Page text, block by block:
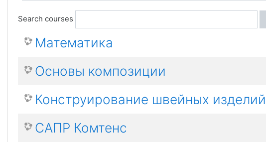
Search courses
Математика
Основы композиции
Конструирование швейных изделий
САПР Комтенс